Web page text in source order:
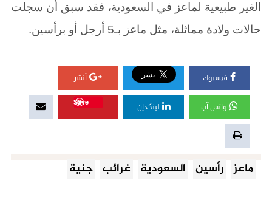
الغير طبيعية لماعز في السعودية، فقد سبق أن سجلت
حالات ولادة مماثلة، مثل ماعز بـ5 أرجل أو برأسين.
فيسبوك أنشر
واتس آب لينكدإن
Save
ماعز رأسين السعودية غرائب جنية